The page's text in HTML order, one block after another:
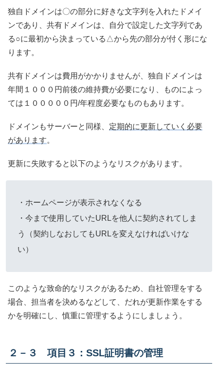
独自ドメインは〇の部分に好きな文字列を入れたドメイ
ンであり、共有ドメインは、自分で設定した文字列であ
る○に最初から決まっている△から先の部分が付く形にな
ります。
共有ドメインは費用がかかりませんが、独自ドメインは
年間１０００円前後の維持費が必要になり、ものによっ
ては１０００００円/年程度必要なものもあります。
ドメインもサーバーと同様、 定期的に更新していく必要
があります。
更新に失敗すると以下のようなリスクがあります。
・ホームページが表示されなくなる
・今まで使用していたURLを他人に契約されてしま
う（契約しなおしてもURLを変えなければいけな
い）
このような致命的なリスクがあるため、自社管理をする
場合、担当者を決めるなどして、だれが更新作業をする
かを明確にし、慎重に管理するようにしましょう。
２－３ 項目３：SSL証明書の管理